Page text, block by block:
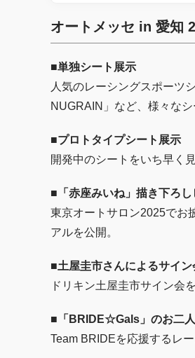
オートメッセ in 愛知
■単独シート展示
人気のレーシングスポーツ
NUGRAIN」など、様々なシ
■プロトタイプシート展示
開発中のシートをいち早く
■「赤座みいね」描き下ろし
東京オートサロン2025でお
アルを公開。
■土屋圭市さんによるサイン
ドリキン土屋圭市サイン会を
■「BRIDE☆Gals」のお二
Team BRIDEを応援するレ